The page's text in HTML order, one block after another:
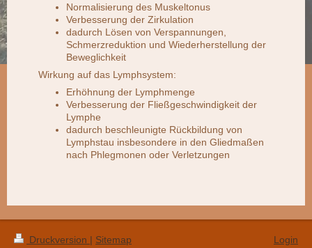
Normalisierung des Muskeltonus
Verbesserung der Zirkulation
dadurch Lösen von Verspannungen,
Schmerzreduktion und Wiederherstellung der
Beweglichkeit
Wirkung auf das Lymphsystem:
Erhöhnung der Lymphmenge
Verbesserung der Fließgeschwindigkeit der
Lymphe
dadurch beschleunigte Rückbildung von
Lymphstau insbesondere in den Gliedmaßen
nach Phlegmonen oder Verletzungen
Druckversion | Sitemap
Login